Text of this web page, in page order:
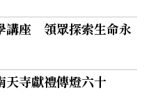
講座 領眾探索生命永
寺獻禮傳燈六十